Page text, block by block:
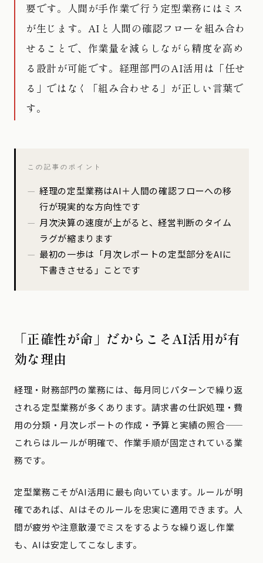
要です。人間が手作業で行う定型業務にはミス
が生じます。AIと人間の確認フローを組み合わ
せることで、作業量を減らしながら精度を高め
る設計が可能です。経理部門のAI活用は「任せ
る」ではなく「組み合わせる」が正しい言葉で
す。
この記事のポイント
経理の定型業務はAI＋人間の確認フローへの移
行が現実的な方向性です
月次決算の速度が上がると、経営判断のタイム
ラグが縮まります
最初の一歩は「月次レポートの定型部分をAIに
下書きさせる」ことです
「正確性が命」だからこそAI活用が有
効な理由
経理・財務部門の業務には、毎月同じパターンで繰り返
される定型業務が多くあります。請求書の仕訳処理・費
用の分類・月次レポートの作成・予算と実績の照合——
これらはルールが明確で、作業手順が固定されている業
務です。
定型業務こそがAI活用に最も向いています。ルールが明
確であれば、AIはそのルールを忠実に適用できます。人
間が疲労や注意散漫でミスをするような繰り返し作業
も、AIは安定してこなします。